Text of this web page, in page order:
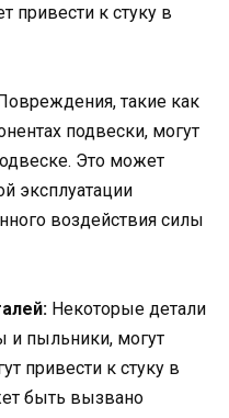
привести к стуку в
такие как
подвески, могут
Это может
эксплуатации
воздействия силы
Некоторые детали
и пыльники, могут
привести к стуку в
быть вызвано